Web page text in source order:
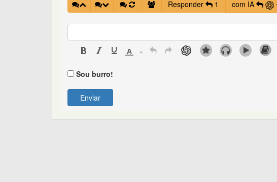
Responder
1 com IA
Sou burro!
Enviar